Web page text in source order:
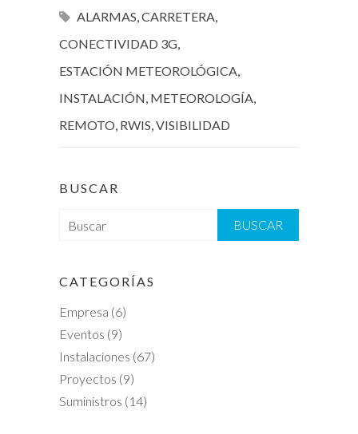
ALARMAS,CARRETERA,
CONECTIVIDAD 3G,
ESTACIÓN METEOROLÓGICA,
INSTALACIÓN, METEOROLOGÍA,
REMOTO, RWIS,VISIBILIDAD
BUSCAR
c
r
CATEGORÍAS
Empresa (6)
Eventos (9)
Instalaciones (67)
Proyectos (9)
Suministros (14)